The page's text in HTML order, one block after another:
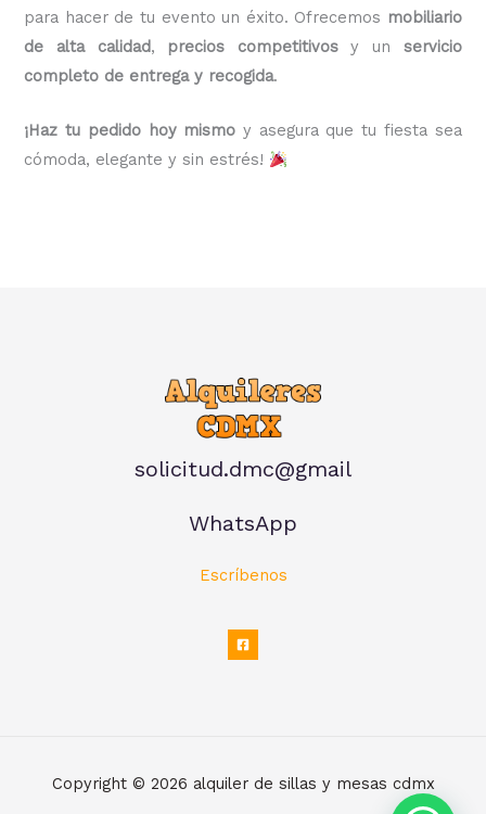
para hacer de tu evento un éxito. Ofrecemos mobiliario
de alta calidad, precios competitivosy un servicio
completo de entrega y recogida.
¡Haz tu pedido hoy mismo y asegura que tu fiesta sea
cómoda, elegante y sin estrés!
solicitud.dmc@gmail
WhatsApp
Escríbenos
Copyright © 2026 alquiler de sillas y mesas cdmx